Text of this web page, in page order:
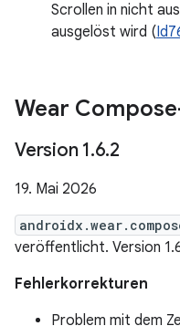
Scrollen in nicht
ausgelöst wird (
Wear
Version 1.6.2
19. Mai 2026
veröffentlicht. Version
Fehlerkorrekturen
Problem mit dem